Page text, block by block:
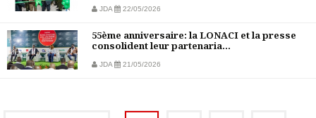
JDA 22/05/2026
55ème anniversaire: la LONACI et la presse
consolident leur partenaria...
JDA 21/05/2026